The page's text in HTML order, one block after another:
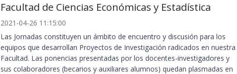
Facultad de Ciencias Económicas y Estadística
2021-04-26 11:15:00
Las Jornadas constituyen un ámbito de encuentro y discusión para los
equipos que desarrollan Proyectos de Investigación radicados en nuestra
Facultad. Las ponencias presentadas por los docentes-investigadores y
sus colaboradores (becarios y auxiliares alumnos) quedan plasmadas en